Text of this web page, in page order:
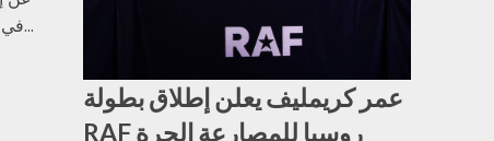
في العاصمة الإماراتية أبو ظبي يوم 2 أغسطس في مبادلة أرينا. وتأتي هذه الخطوة بعد...
عمر كريمليف يعلن إطلاق بطولة
RAF روسيا للمصارعة الحرة